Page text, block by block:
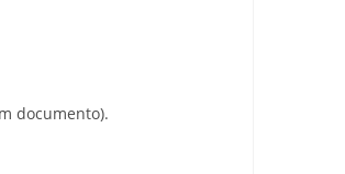
documento).